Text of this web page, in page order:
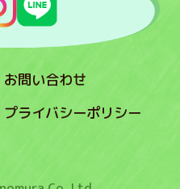
お問い合わせ
プライバシーポリシー